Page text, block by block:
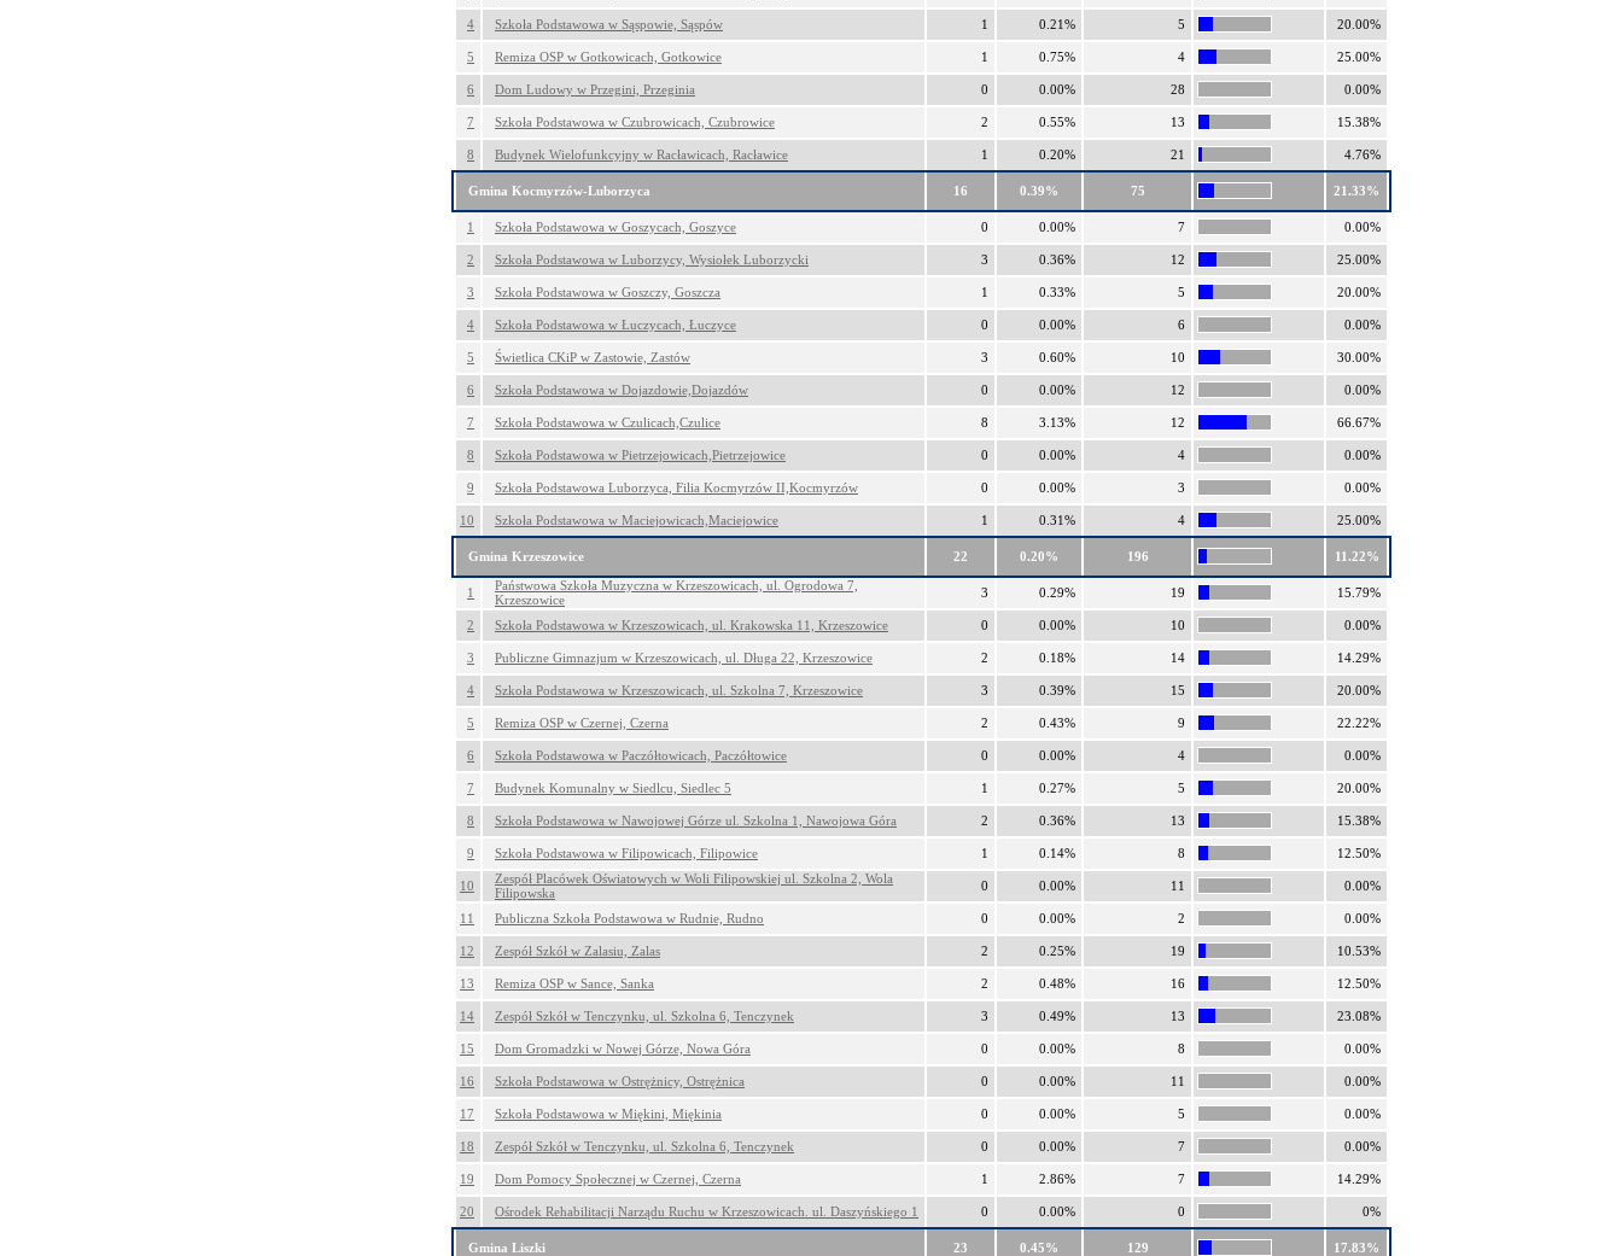
4 Szkoła Podstawowa w Sąspowie, Sąspów 1 0.21% 5 20.00%
5 Remiza OSP w Gotkowicach, Gotkowice 1 0.75% 4 25.00%
6 Dom Ludowy w Przegini, Przeginia 0 0.00% 28 0.00%
7 Szkoła Podstawowa w Czubrowicach, Czubrowice 2 0.55% 13 15.38%
8 Budynek Wielofunkcyjny w Racławicach, Racławice 1 0.20% 21 4.76%
Gmina Kocmyrzów-Luborzyca 16 0.39% 75 21.33%
1 Szkoła Podstawowa w Goszycach, Goszyce 0 0.00% 7 0.00%
2 Szkoła Podstawowa w Luborzycy, Wysiołek Luborzycki 3 0.36% 12 25.00%
3 Szkoła Podstawowa w Goszczy, Goszcza 1 0.33% 5 20.00%
4 Szkoła Podstawowa w Łuczycach, Łuczyce 0 0.00% 6 0.00%
5 Świetlica CKiP w Zastowie, Zastów 3 0.60% 10 30.00%
6 Szkoła Podstawowa w Dojazdowie,Dojazdów 0 0.00% 12 0.00%
7 Szkoła Podstawowa w Czulicach,Czulice 8 3.13% 12 66.67%
8 Szkoła Podstawowa w Pietrzejowicach,Pietrzejowice 0 0.00% 4 0.00%
9 Szkoła Podstawowa Luborzyca, Filia Kocmyrzów II,Kocmyrzów 0 0.00% 3 0.00%
10 Szkoła Podstawowa w Maciejowicach,Maciejowice 1 0.31% 4 25.00%
Gmina Krzeszowice 22 0.20% 196 11.22%
1
Państwowa Szkoła Muzyczna w Krzeszowicach, ul. Ogrodowa 7,
Krzeszowice
3 0.29% 19 15.79%
2 Szkoła Podstawowa w Krzeszowicach, ul. Krakowska 11, Krzeszowice 0 0.00% 10 0.00%
3 Publiczne Gimnazjum w Krzeszowicach, ul. Długa 22, Krzeszowice 2 0.18% 14 14.29%
4 Szkoła Podstawowa w Krzeszowicach, ul. Szkolna 7, Krzeszowice 3 0.39% 15 20.00%
5 Remiza OSP w Czernej, Czerna 2 0.43% 9 22.22%
6 Szkoła Podstawowa w Paczółtowicach, Paczółtowice 0 0.00% 4 0.00%
7 Budynek Komunalny w Siedlcu, Siedlec 5 1 0.27% 5 20.00%
8 Szkoła Podstawowa w Nawojowej Górze ul. Szkolna 1, Nawojowa Góra 2 0.36% 13 15.38%
9 Szkoła Podstawowa w Filipowicach, Filipowice 1 0.14% 8 12.50%
10
Zespół Placówek Oświatowych w Woli Filipowskiej ul. Szkolna 2, Wola
Filipowska
0 0.00% 11 0.00%
11 Publiczna Szkoła Podstawowa w Rudnie, Rudno 0 0.00% 2 0.00%
12 Zespół Szkół w Zalasiu, Zalas 2 0.25% 19 10.53%
13 Remiza OSP w Sance, Sanka 2 0.48% 16 12.50%
14 Zespół Szkół w Tenczynku, ul. Szkolna 6, Tenczynek 3 0.49% 13 23.08%
15 Dom Gromadzki w Nowej Górze, Nowa Góra 0 0.00% 8 0.00%
16 Szkoła Podstawowa w Ostrężnicy, Ostrężnica 0 0.00% 11 0.00%
17 Szkoła Podstawowa w Miękini, Miękinia 0 0.00% 5 0.00%
18 Zespół Szkół w Tenczynku, ul. Szkolna 6, Tenczynek 0 0.00% 7 0.00%
19 Dom Pomocy Społecznej w Czernej, Czerna 1 2.86% 7 14.29%
20 Ośrodek Rehabilitacji Narządu Ruchu w Krzeszowicach. ul. Daszyńskiego 1 0 0.00% 0 0%
Gmina Liszki 23 0.45% 129 17.83%